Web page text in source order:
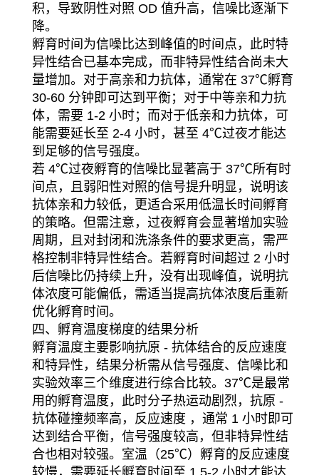
积，导致阴性对照 OD 值升高，信噪比逐渐下
降。
孵育时间为信噪比达到峰值的时间点，此时特
异性结合已基本完成，而非特异性结合尚未大
量增加。对于高亲和力抗体，通常在 37℃孵育
30-60 分钟即可达到平衡；对于中等亲和力抗
体，需要 1-2 小时；而对于低亲和力抗体，可
能需要延长至 2-4 小时，甚至 4℃过夜才能达
到足够的信号强度。
若 4℃过夜孵育的信噪比显著高于 37℃所有时
间点，且弱阳性对照的信号提升明显，说明该
抗体亲和力较低，更适合采用低温长时间孵育
的策略。但需注意，过夜孵育会显著增加实验
周期，且对封闭和洗涤条件的要求更高，需严
格控制非特异性结合。若孵育时间超过 2 小时
后信噪比仍持续上升，没有出现峰值，说明抗
体浓度可能偏低，需适当提高抗体浓度后重新
优化孵育时间。
四、孵育温度梯度的结果分析
孵育温度主要影响抗原 - 抗体结合的反应速度
和特异性，结果分析需从信号强度、信噪比和
实验效率三个维度进行综合比较。37℃是最常
用的孵育温度，此时分子热运动剧烈，抗原 -
抗体碰撞频率高，反应速度 ，通常 1 小时即可
达到结合平衡，信号强度较高，但非特异性结
合也相对较强。室温（25℃）孵育的反应速度
较慢，需要延长孵育时间至 1.5-2 小时才能达